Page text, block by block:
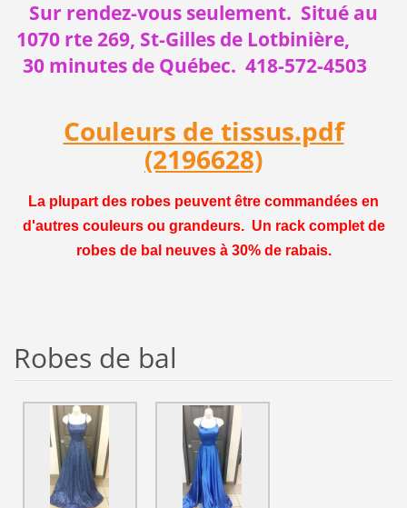
Sur rendez-vous seulement. Situé au
1070 rte 269, St-Gilles de Lotbinière,
30 minutes de Québec. 418-572-4503
Couleurs de tissus.pdf
(2196628)
La plupart des robes peuvent être commandées en
d'autres couleurs ou grandeurs. Un rack complet de
robes de bal neuves à 30% de rabais.
Robes de bal